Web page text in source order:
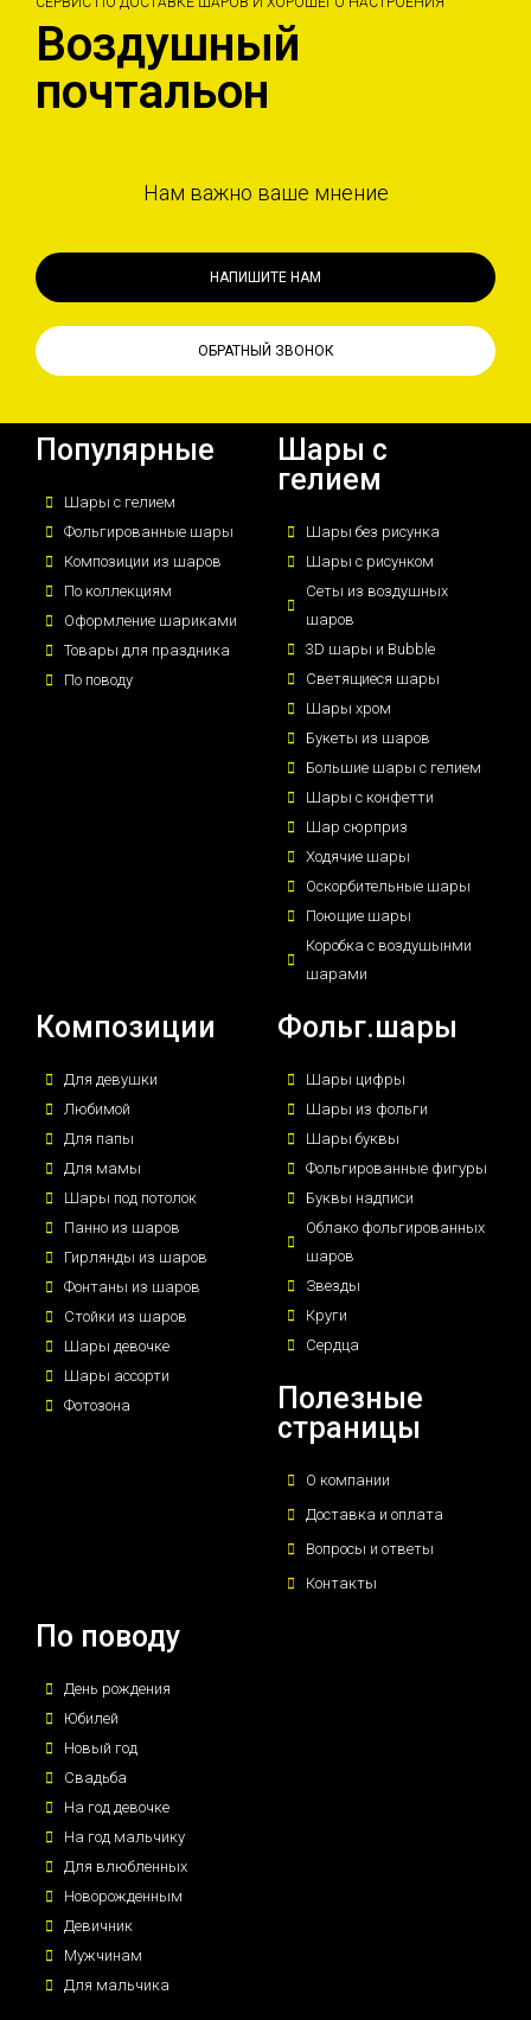
Воздушный
почтальон
Нам важно ваше мнение
НАПИШИТЕ НАМ
ОБРАТНЫЙ ЗВОНОК
Популярные
Шары с гелием
Фольгированные шары
Композиции из шаров
По коллекциям
Оформление шариками
Товары для праздника
По поводу
Шары с
гелием
Шары без рисунка
Шары с рисунком
Сеты из воздушных
шаров
3D шары и Bubble
Светящиеся шары
Шары хром
Букеты из шаров
Большие шары с гелием
Шары с конфетти
Шар сюрприз
Ходячие шары
Оскорбительные шары
Поющие шары
Коробка с воздушынми
шарами
Композиции
Для девушки
Любимой
Для папы
Для мамы
Шары под потолок
Панно из шаров
Гирлянды из шаров
Фонтаны из шаров
Стойки из шаров
Шары девочке
Шары ассорти
Фотозона
Фольг.шары
Шары цифры
Шары из фольги
Шары буквы
Фольгированные фигуры
Буквы надписи
Облако фольгированных
шаров
Звезды
Круги
Сердца
Полезные
страницы
О компании
Доставка и оплата
Вопросы и ответы
Контакты
По поводу
День рождения
Юбилей
Новый год
Свадьба
На год девочке
На год мальчику
Для влюбленных
Новорожденным
Девичник
Мужчинам
Для мальчика